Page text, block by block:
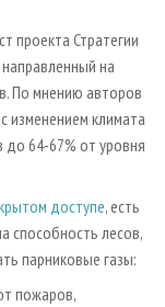
проекта Стратегии
на
По мнению авторов
изменением климата
64-67% от уровня
доступе, есть
способность лесов,
парниковые газы:
пожаров,